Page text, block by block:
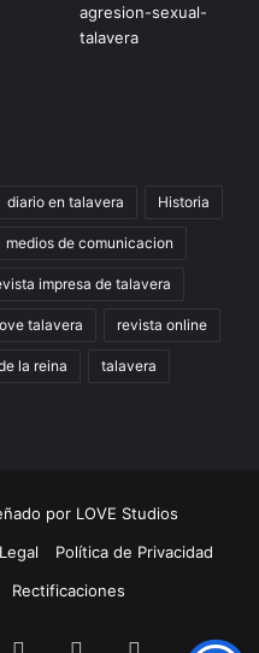
diario en talavera Historia
medios de comunicacion
impresa de talavera
talavera revista online
la reina talavera
por LOVE Studios
Política de Privacidad
Rectificaciones